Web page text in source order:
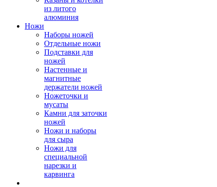
из литого
алюминия
Ножи
Наборы ножей
Отдельные ножи
Подставки для
ножей
Настенные и
магнитные
держатели ножей
Ножеточки и
мусаты
Камни для заточки
ножей
Ножи и наборы
для сыра
Ножи для
специальной
нарезки и
карвинга